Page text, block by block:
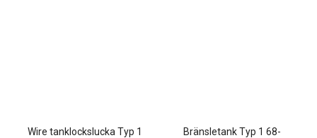
Wire tanklockslucka Typ 1
Bränsletank Typ 1 68-